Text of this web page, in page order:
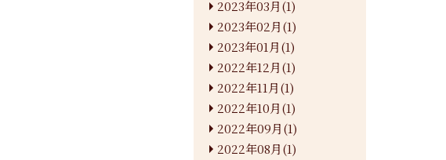
2023年03月(1)
2023年02月(1)
2023年01月(1)
2022年12月(1)
2022年11月(1)
2022年10月(1)
2022年09月(1)
2022年08月(1)